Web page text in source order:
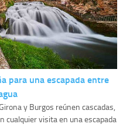
para una escapada entre
y Burgos reúnen cascadas,
cualquier visita en una escapada